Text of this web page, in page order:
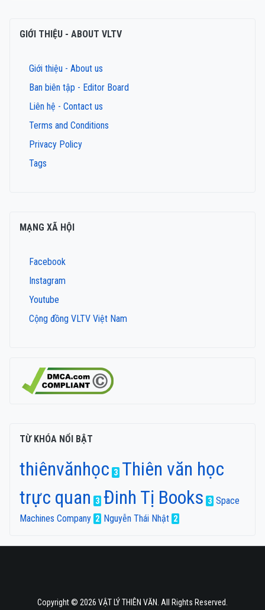
GIỚI THIỆU - ABOUT VLTV
Giới thiệu - About us
Ban biên tập - Editor Board
Liên hệ - Contact us
Terms and Conditions
Privacy Policy
Tags
MẠNG XÃ HỘI
Facebook
Instagram
Youtube
Cộng đồng VLTV Việt Nam
TỪ KHÓA NỔI BẬT
thiênvănhọc 3 Thiên văn học
trực quan
3 Đinh Tị Books 3 Space
Machines Company 2 Nguyễn Thái Nhật 2
Copyright © 2026 VẬT LÝ THIÊN VĂN. All Rights Reserved.